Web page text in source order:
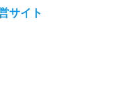
サイト